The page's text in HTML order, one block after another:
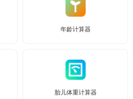
年龄计算器
胎儿体重计算器